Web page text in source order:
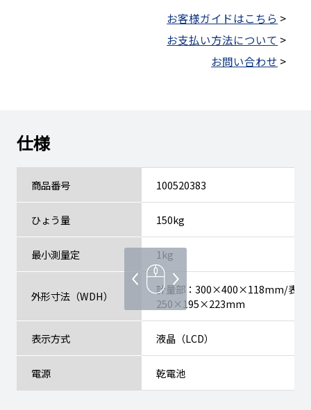
お客様ガイドはこちら >
お支払い方法について >
お問い合わせ >
仕様
商品番号 100520383
ひょう量 150kg
最小測量定 1kg
外形寸法（WDH）
計量部：300×400×118mm/表示
250×195×223mm
表示方式 液晶（LCD）
電源 乾電池